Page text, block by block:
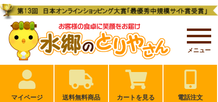
メニュー
マイページ 送料無料商品 カートを見る 電話注文